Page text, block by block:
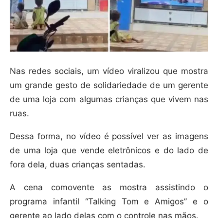
Nas redes sociais, um vídeo viralizou que mostra
um grande gesto de solidariedade de um gerente
de uma loja com algumas crianças que vivem nas
ruas.
Dessa forma, no vídeo é possível ver as imagens
de uma loja que vende eletrônicos e do lado de
fora dela, duas crianças sentadas.
A cena comovente as mostra assistindo o
programa infantil “Talking Tom e Amigos” e o
gerente ao lado delas com o controle nas mãos.